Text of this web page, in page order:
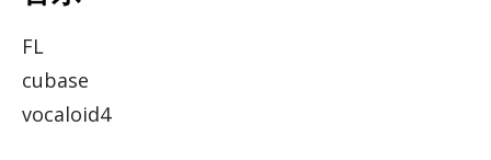
FL
cubase
vocaloid4